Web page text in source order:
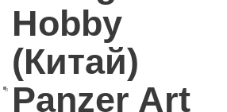
Hobby
(Китай)
Panzer Art